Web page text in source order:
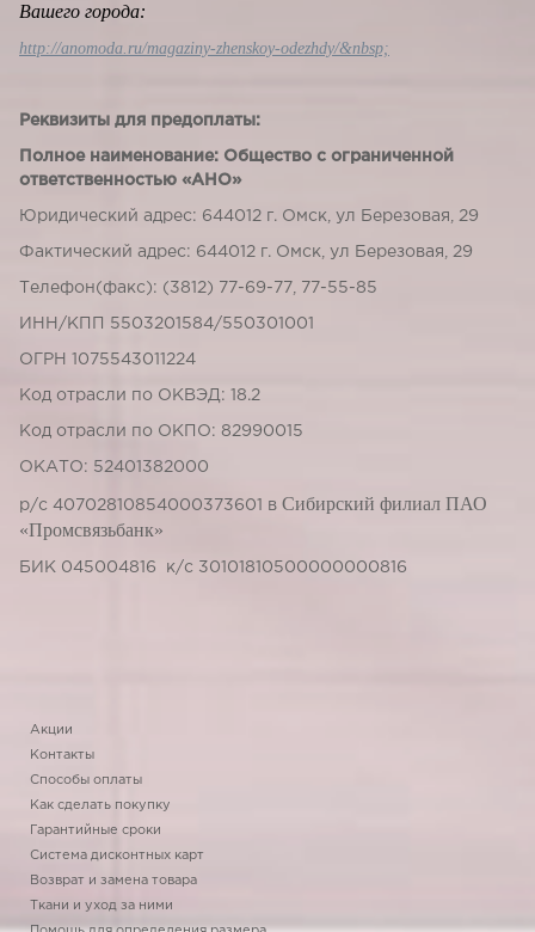
Вашего города:
http://anomoda.ru/magaziny-zhenskoy-odezhdy/&nbsp;
Реквизиты для предоплаты:
Полное наименование: Общество с ограниченной
ответственностью «АНО»
Юридический адрес: 644012 г. Омск, ул Березовая, 29
Фактический адрес: 644012 г. Омск, ул Березовая, 29
Телефон(факс): (3812) 77-69-77, 77-55-85
ИНН/КПП 5503201584/550301001
ОГРН 1075543011224
Код отрасли по ОКВЭД: 18.2
Код отрасли по ОКПО: 82990015
ОКАТО: 52401382000
р/с 40702810854000373601 в Сибирский филиал ПАО
«Промсвязьбанк»
БИК 045004816 к/с 30101810500000000816
Акции
Контакты
Способы оплаты
Как сделать покупку
Гарантийные сроки
Система дисконтных карт
Возврат и замена товара
Ткани и уход за ними